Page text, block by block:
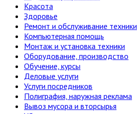
Красота
Здоровье
Ремонт и обслуживание техники
Компьютерная помощь
Монтаж и установка техники
Оборудование, производство
Обучение, курсы
Деловые услуги
Услуги посредников
Полиграфия, наружная реклама
Вывоз мусора и вторсырья